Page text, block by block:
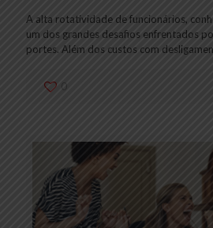
A alta rotatividade de funcionários,
um dos grandes desafios enfrentados
portes. Além dos custos com
0